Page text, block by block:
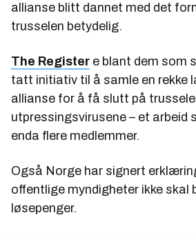
allianse blitt dannet med det
trusselen betydelig.
The Register e blant dem som
tatt initiativ til å samle en rekke
allianse for å få slutt på
utpressingsvirusene – et arbeid
enda flere medlemmer.
Også Norge har signert
offentlige myndigheter ikke skal
løsepenger.